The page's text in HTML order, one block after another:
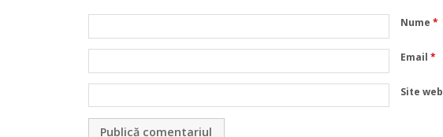
Nume *
Email *
Site web